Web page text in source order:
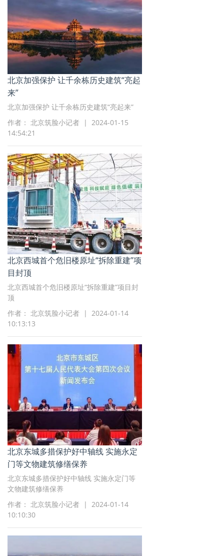
北京加强保护 让千余栋历史建筑“亮起
来”
北京加强保护 让千余栋历史建筑“亮起来”
作者： 北京筑脸小记者 | 2024-01-15
14:54:21
北京西城首个危旧楼原址“拆除重建”项
目封顶
北京西城首个危旧楼原址“拆除重建”项目封
顶
作者： 北京筑脸小记者 | 2024-01-14
10:13:13
北京东城多措保护好中轴线 实施永定
门等文物建筑修缮保养
北京东城多措保护好中轴线 实施永定门等
文物建筑修缮保养
作者： 北京筑脸小记者 | 2024-01-14
10:10:30